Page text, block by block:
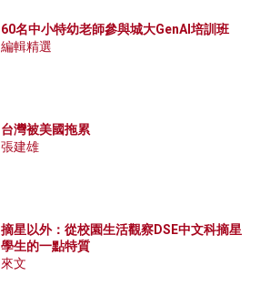
60名中小特幼老師參與城大GenAI培訓班
編輯精選
台灣被美國拖累
張建雄
摘星以外：從校園生活觀察DSE中文科摘星
學生的一點特質
來文